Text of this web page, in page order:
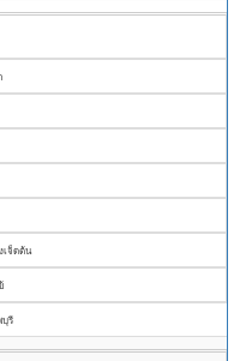
เจ็ดต้น
รี